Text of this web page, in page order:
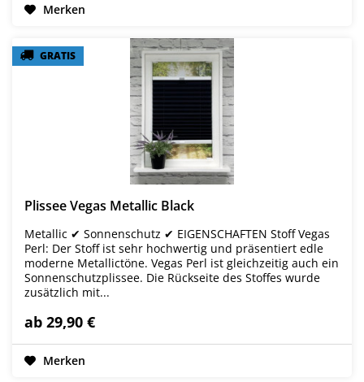
Merken
GRATIS
GRATIS
Plissee Vegas Metallic Black
Metallic ✔ Sonnenschutz ✔ EIGENSCHAFTEN Stoff Vegas
Perl: Der Stoff ist sehr hochwertig und präsentiert edle
moderne Metallictöne. Vegas Perl ist gleichzeitig auch ein
Sonnenschutzplissee. Die Rückseite des Stoffes wurde
zusätzlich mit...
ab 29,90 €
Merken